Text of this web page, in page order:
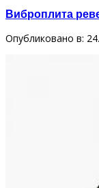
Виброплита
Опубликовано в: